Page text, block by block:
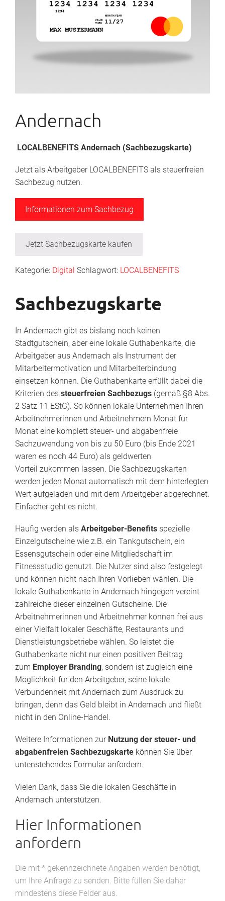
Andernach
LOCALBENEFITS Andernach (Sachbezugskarte)
Jetzt als Arbeitgeber LOCALBENEFITS als steuerfreien
Sachbezug nutzen.
Informationen zum Sachbezug
Jetzt Sachbezugskarte kaufen
Kategorie: Digital Schlagwort: LOCALBENEFITS
Sachbezugskarte
In Andernach gibt es bislang noch keinen
Stadtgutschein, aber eine lokale Guthabenkarte, die
Arbeitgeber aus Andernach als Instrument der
Mitarbeitermotivation und Mitarbeiterbindung
einsetzen können. Die Guthabenkarte erfüllt dabei die
Kriterien des steuerfreien Sachbezugs (gemäß §8 Abs.
2 Satz 11 EStG). So können lokale Unternehmen Ihren
Arbeitnehmerinnen und Arbeitnehmern Monat für
Monat eine komplett steuer- und abgabenfreie
Sachzuwendung von bis zu 50 Euro (bis Ende 2021
waren es noch 44 Euro) als geldwerten
Vorteil zukommen lassen. Die Sachbezugskarten
werden jeden Monat automatisch mit dem hinterlegten
Wert aufgeladen und mit dem Arbeitgeber abgerechnet.
Einfacher geht es nicht.
Häufig werden als Arbeitgeber-Benefits spezielle
Einzelgutscheine wie z.B. ein Tankgutschein, ein
Essensgutschein oder eine Mitgliedschaft im
Fitnessstudio genutzt. Die Nutzer sind also festgelegt
und können nicht nach Ihren Vorlieben wählen. Die
lokale Guthabenkarte in Andernach hingegen vereint
zahlreiche dieser einzelnen Gutscheine. Die
Arbeitnehmerinnen und Arbeitnehmer können frei aus
einer Vielfalt lokaler Geschäfte, Restaurants und
Dienstleistungsbetriebe wählen. So leistet die
Guthabenkarte nicht nur einen positiven Beitrag
zum Employer Branding, sondern ist zugleich eine
Möglichkeit für den Arbeitgeber, seine lokale
Verbundenheit mit Andernach zum Ausdruck zu
bringen, denn das Geld bleibt in Andernach und fließt
nicht in den Online-Handel.
Weitere Informationen zur Nutzung der steuer- und
abgabenfreien Sachbezugskarte können Sie über
untenstehendes Formular anfordern.
Vielen Dank, dass Sie die lokalen Geschäfte in
Andernach unterstützen.
Hier Informationen
anfordern
Die mit * gekennzeichnete Angaben werden benötigt,
um Ihre Anfrage zu senden. Bitte füllen Sie daher
mindestens diese Felder aus.